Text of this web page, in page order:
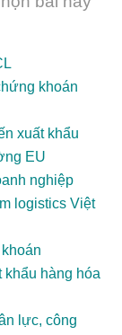
khoán
xuất khẩu
EU
nghiệp
logistics Việt
hàng hóa
lực, công